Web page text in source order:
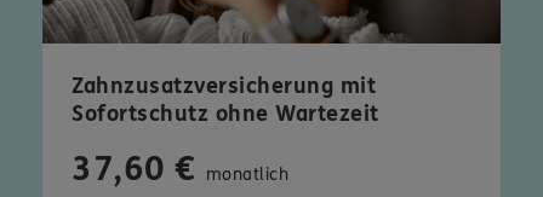
Zahnzusatzversicherung mit
Sofortschutz ohne Wartezeit
37,60 € monatlich